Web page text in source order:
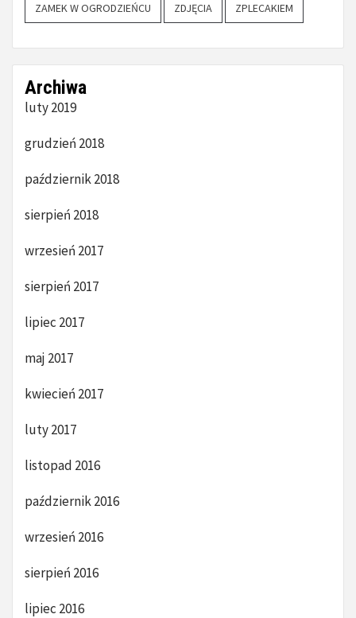
ZAMEK W OGRODZIEŃCU ZDJĘCIA ZPLECAKIEM
Archiwa
luty 2019
grudzień 2018
październik 2018
sierpień 2018
wrzesień 2017
sierpień 2017
lipiec 2017
maj 2017
kwiecień 2017
luty 2017
listopad 2016
październik 2016
wrzesień 2016
sierpień 2016
lipiec 2016